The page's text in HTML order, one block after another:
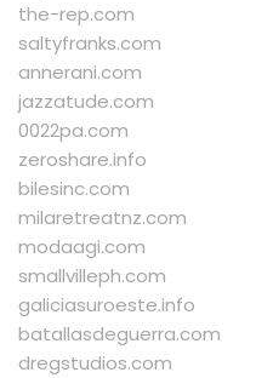
the-rep.com
saltyfranks.com
annerani.com
jazzatude.com
0022pa.com
zeroshare.info
bilesinc.com
milaretreatnz.com
modaagi.com
smallvilleph.com
galiciasuroeste.info
batallasdeguerra.com
dregstudios.com